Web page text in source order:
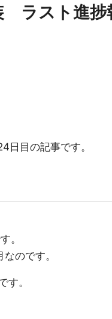
ラスト進捗
日目の記事です。
。
のです。
す。